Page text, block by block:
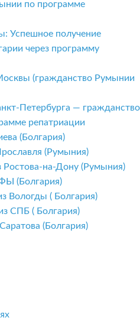
по программе
Успешное получение
через программу
(гражданство Румынии
Петербурга — гражданство
репатриации
(Болгария)
(Румыния)
Ростова-на-Дону (Румыния)
(Болгария)
Вологды ( Болгария)
СПБ ( Болгария)
(Болгария)